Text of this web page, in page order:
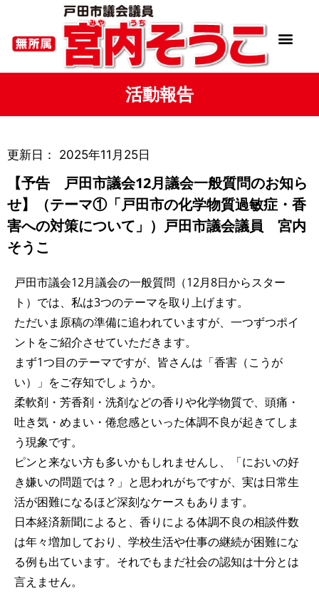
活動報告
更新日： 2025年11月25日
【予告 戸田市議会12月議会一般質問のお知ら
せ】（テーマ①「戸田市の化学物質過敏症・香
害への対策について」）戸田市議会議員 宮内
そうこ
戸田市議会12月議会の一般質問（12月8日からスター
ト）では、私は3つのテーマを取り上げます。
ただいま原稿の準備に追われていますが、一つずつポイ
ントをご紹介させていただきます。
まず1つ目のテーマですが、皆さんは「香害（こうが
い）」をご存知でしょうか。
柔軟剤・芳香剤・洗剤などの香りや化学物質で、頭痛・
吐き気・めまい・倦怠感といった体調不良が起きてしま
う現象です。
ピンと来ない方も多いかもしれませんし、「においの好
き嫌いの問題では？」と思われがちですが、実は日常生
活が困難になるほど深刻なケースもあります。
日本経済新聞によると、香りによる体調不良の相談件数
は年々増加しており、学校生活や仕事の継続が困難にな
る例も出ています。それでもまだ社会の認知は十分とは
言えません。